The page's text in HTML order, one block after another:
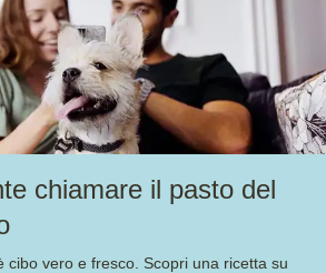
chiamare il pasto del
cibo vero e fresco. Scopri una ricetta su